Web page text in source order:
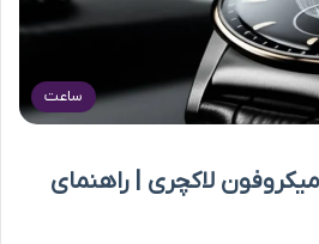
ساعت
لاکچری | راهنمای